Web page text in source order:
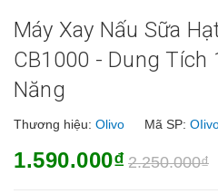
Máy Xay Nấu Sữa
CB1000 - Dung Tích
Năng
Thương hiệu: Olivo Mã SP:
1.590.000₫ 2.250.000₫